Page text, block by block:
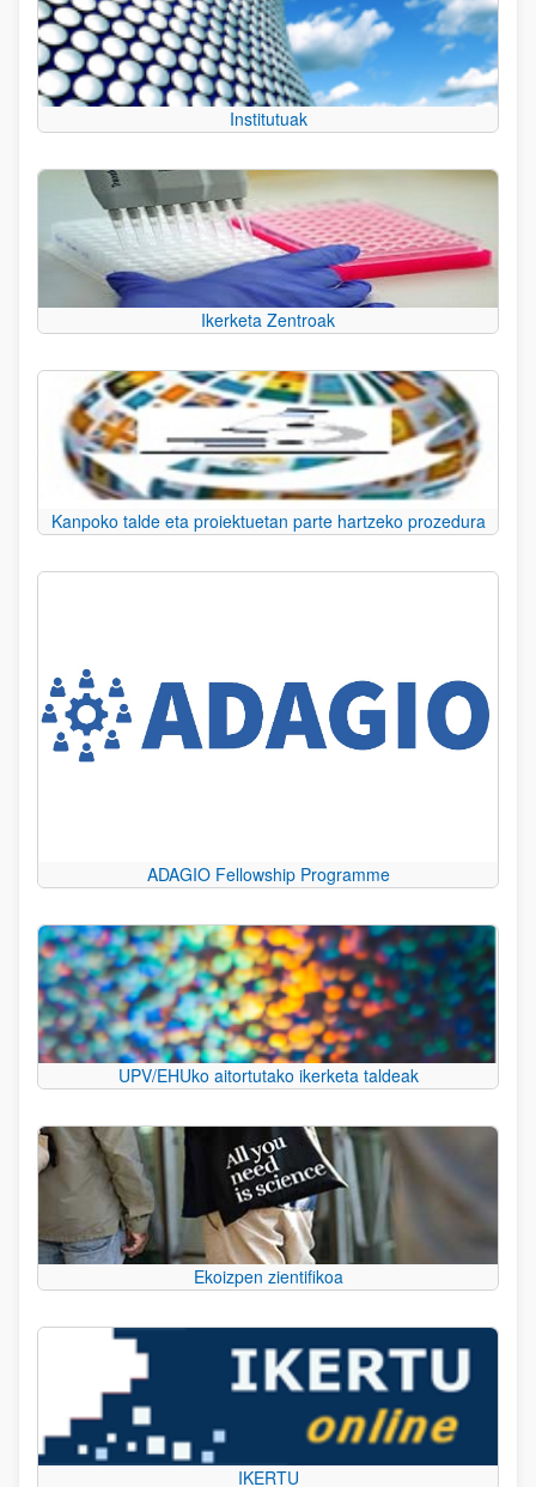
Institutuak
Ikerketa Zentroak
Kanpoko talde eta proiektuetan parte hartzeko prozedura
ADAGIO Fellowship Programme
UPV/EHUko aitortutako ikerketa taldeak
Ekoizpen zientifikoa
IKERTU